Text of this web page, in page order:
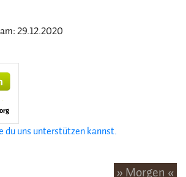
29.12.2020
du uns unterstützen kannst.
» Morgen «